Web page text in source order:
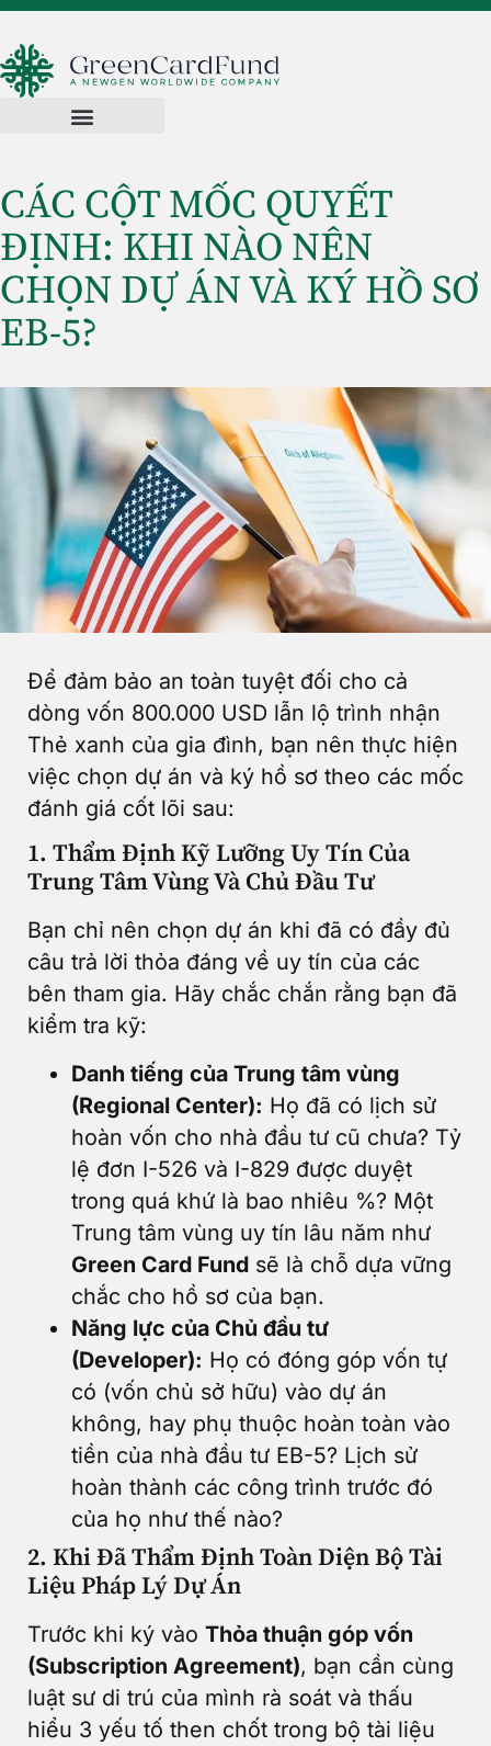
CÁC CỘT MỐC QUYẾT
ĐỊNH: KHI NÀO NÊN
CHỌN DỰ ÁN VÀ KÝ HỒ SƠ
EB-5?
Để đảm bảo an toàn tuyệt đối cho cả
dòng vốn 800.000 USD lẫn lộ trình nhận
Thẻ xanh của gia đình, bạn nên thực hiện
việc chọn dự án và ký hồ sơ theo các mốc
đánh giá cốt lõi sau:
1. Thẩm Định Kỹ Lưỡng Uy Tín Của
Trung Tâm Vùng Và Chủ Đầu Tư
Bạn chỉ nên chọn dự án khi đã có đầy đủ
câu trả lời thỏa đáng về uy tín của các
bên tham gia. Hãy chắc chắn rằng bạn đã
kiểm tra kỹ:
Danh tiếng của Trung tâm vùng
(Regional Center): Họ đã có lịch sử
hoàn vốn cho nhà đầu tư cũ chưa? Tỷ
lệ đơn I-526 và I-829 được duyệt
trong quá khứ là bao nhiêu %? Một
Trung tâm vùng uy tín lâu năm như
Green Card Fund sẽ là chỗ dựa vững
chắc cho hồ sơ của bạn.
Năng lực của Chủ đầu tư
(Developer): Họ có đóng góp vốn tự
có (vốn chủ sở hữu) vào dự án
không, hay phụ thuộc hoàn toàn vào
tiền của nhà đầu tư EB-5? Lịch sử
hoàn thành các công trình trước đó
của họ như thế nào?
2. Khi Đã Thẩm Định Toàn Diện Bộ Tài
Liệu Pháp Lý Dự Án
Trước khi ký vào Thỏa thuận góp vốn
(Subscription Agreement), bạn cần cùng
luật sư di trú của mình rà soát và thấu
hiểu 3 yếu tố then chốt trong bộ tài liệu